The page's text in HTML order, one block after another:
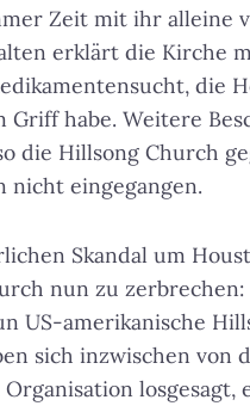
Zeit mit ihr alleine
erklärt die Kirche
die
Griff habe. Weitere
die Hillsong Church
nicht eingegangen.
Skandal um
nun zu zerbrechen:
US-amerikanische
sich inzwischen von
losgesagt,